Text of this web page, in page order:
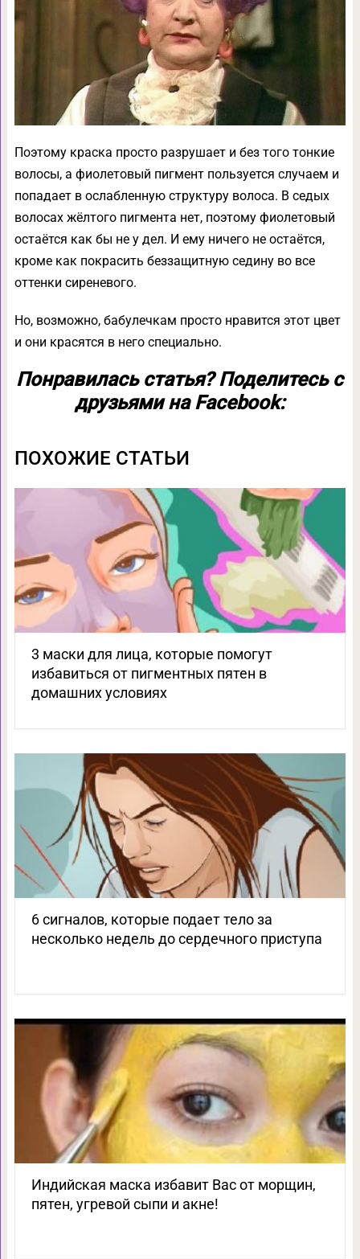
Поэтому краска просто разрушает и без того тонкие
волосы, а фиолетовый пигмент пользуется случаем и
попадает в ослабленную структуру волоса. В седых
волосах жёлтого пигмента нет, поэтому фиолетовый
остаётся как бы не у дел. И ему ничего не остаётся,
кроме как покрасить беззащитную седину во все
оттенки сиреневого.
Но, возможно, бабулечкам просто нравится этот цвет
и они красятся в него специально.
Понравилась статья? Поделитесь с
друзьями на Facebook:
ПОХОЖИЕ СТАТЬИ
3 маски для лица, которые помогут
избавиться от пигментных пятен в
домашних условиях
6 сигналов, которые подает тело за
несколько недель до сердечного приступа
Индийская маска избавит Вас от морщин,
пятен, угревой сыпи и акне!